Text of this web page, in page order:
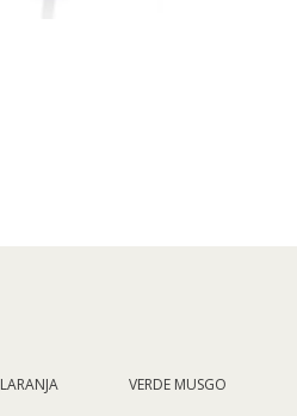
LARANJA VERDE MUSGO